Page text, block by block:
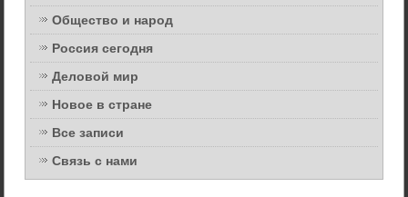
Общество и народ
Россия сегодня
Деловой мир
Новое в стране
Все записи
Связь с нами